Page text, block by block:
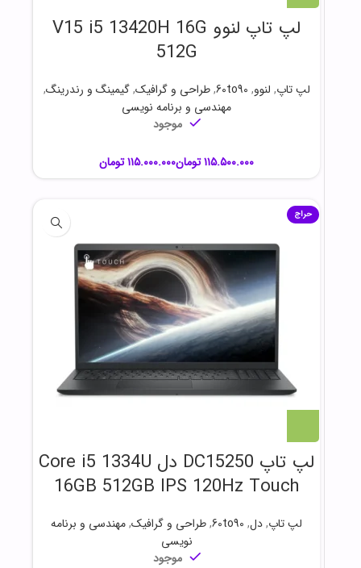
لپ تاپ لنوو V15 i5 13420H 16G
512G
لپ تاپ, لنوو,
60to90
,طراحی و گرافیک,گیمینگ و رندرینگ,
مهندسی و برنامه نویسی
موجود
تومان تومان
حراج
لپ تاپ DC15250 دل Core i5 1334U
16GB 512GB IPS 120Hz Touch
لپ تاپ,دل,
60to90
,طراحی و گرافیک,مهندسی و برنامه
نویسی
موجود